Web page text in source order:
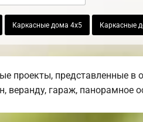
Каркасные дома 4х5 Каркасные
проекты, представленные
веранду, гараж, панорамное